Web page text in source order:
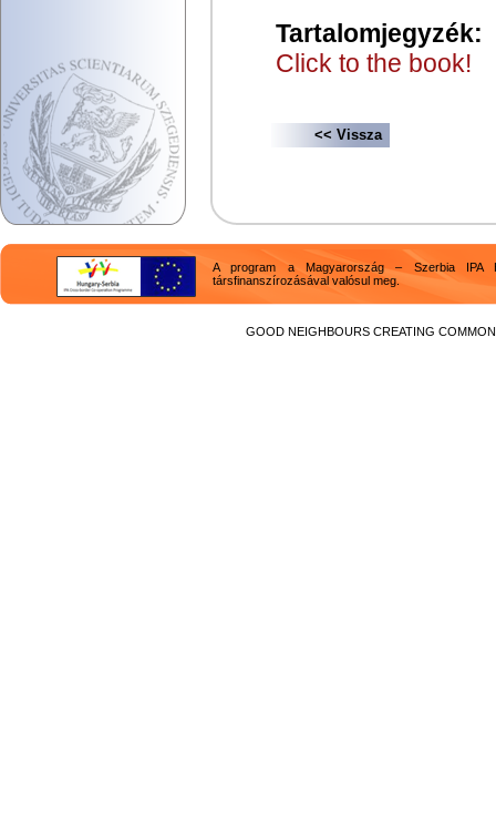
Tartalomjegyzék:
Click to the book!
<< Vissza
A program a Magyarország – Szerbia IPA
társfinanszírozásával valósul meg.
GOOD NEIGHBOURS CREATING